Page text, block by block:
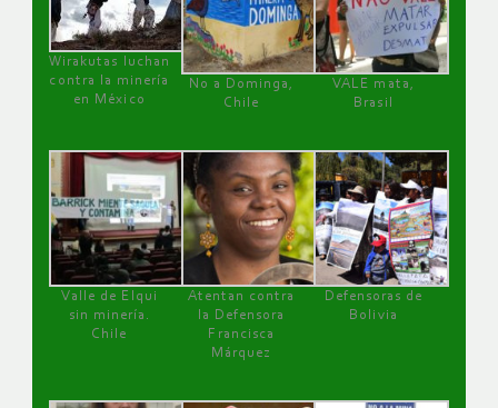
Wirakutas luchan
contra la minería
en México
No a Dominga,
Chile
VALE mata,
Brasil
Valle de Elqui
sin minería.
Chile
Atentan contra
la Defensora
Francisca
Márquez
Defensoras de
Bolivia